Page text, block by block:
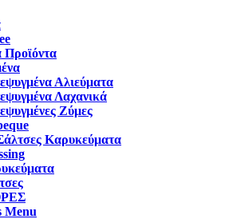
Προϊόντα
Αλιεύματα
Λαχανικά
Ζύμες
Καρυκεύματα
Menu